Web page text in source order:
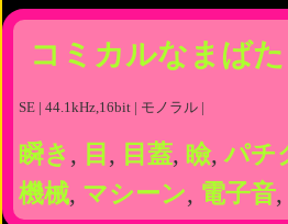
コミカルなまばた
SE | 44.1kHz,16bit | モノラル |
瞬き , 目 , 目蓋, 瞼,パチ
機械, マシーン, 電子音,